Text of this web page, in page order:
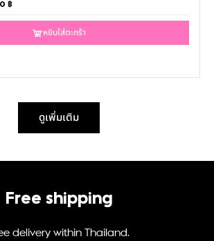
฿
หยิบใส่ตะกร้า
ดูเพิ่มเติม
Free shipping
delivery within Thailand.